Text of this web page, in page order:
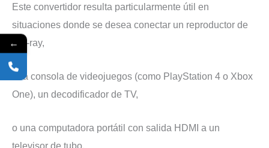
Este convertidor resulta particularmente útil en
situaciones donde se desea conectar un reproductor de
Blu-ray,
una consola de videojuegos (como PlayStation 4 o Xbox
One), un decodificador de TV,
o una computadora portátil con salida HDMI a un
televisor de tubo,
←